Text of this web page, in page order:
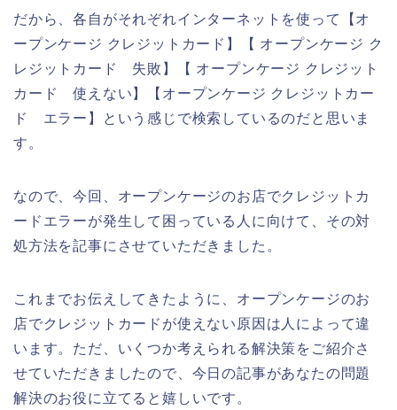
だから、各自がそれぞれインターネットを使って【オ
ープンケージ クレジットカード】【 オープンケージ ク
レジットカード 失敗】【 オープンケージ クレジット
カード 使えない】【オープンケージ クレジットカー
ド エラー】という感じで検索しているのだと思いま
す。
なので、今回、オープンケージのお店でクレジットカ
ードエラーが発生して困っている人に向けて、その対
処方法を記事にさせていただきました。
これまでお伝えしてきたように、オープンケージのお
店でクレジットカードが使えない原因は人によって違
います。ただ、いくつか考えられる解決策をご紹介さ
せていただきましたので、今日の記事があなたの問題
解決のお役に立てると嬉しいです。